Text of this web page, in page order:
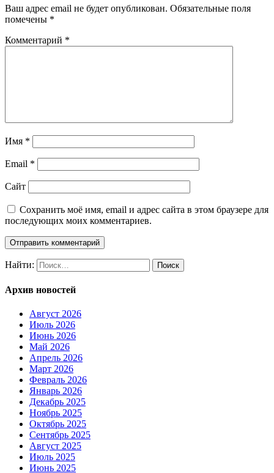
Ваш адрес email не будет опубликован. Обязательные поля
помечены *
Комментарий *
Имя *
Email *
Сайт
Сохранить моё имя, email и адрес сайта в этом браузере для
последующих моих комментариев.
Найти:
Архив новостей
Август 2026
Июль 2026
Июнь 2026
Май 2026
Апрель 2026
Март 2026
Февраль 2026
Январь 2026
Декабрь 2025
Ноябрь 2025
Октябрь 2025
Сентябрь 2025
Август 2025
Июль 2025
Июнь 2025